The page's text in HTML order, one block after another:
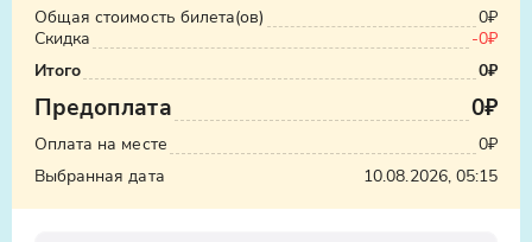
Общая стоимость билета(ов)
0₽
Скидка
-0₽
Итого
0₽
Предоплата 0₽
Оплата на месте
0₽
Выбранная дата
10.08.2026, 05:15